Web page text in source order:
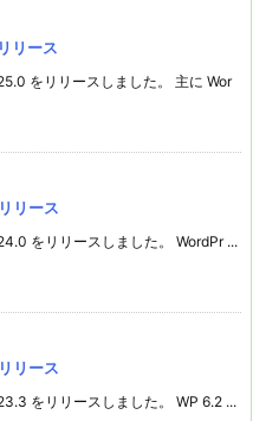
リース
をリリースしました。 主に Wor
リース
をリリースしました。 WordPr ...
リース
をリリースしました。 WP 6.2 ...